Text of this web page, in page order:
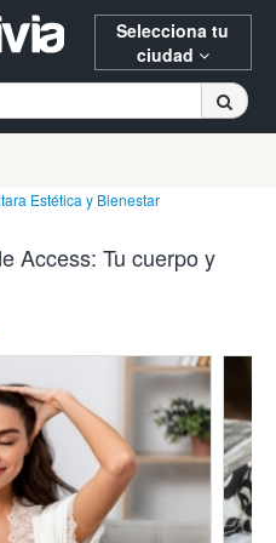
Selecciona tu
ciudad
Donostia
Logroño
Zaragoza
Estética y Bienestar
Access: Tu cuerpo y